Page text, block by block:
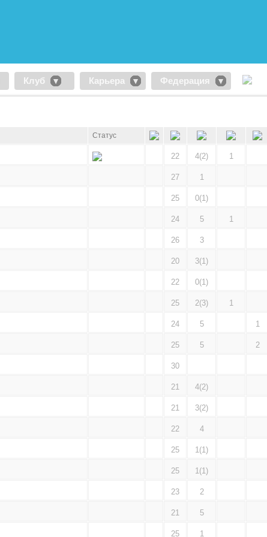
Клуб Карьера Федерация
Статус
22 4(2) 1
27 1
25 0(1)
24 5 1
26 3
20 3(1)
22 0(1)
25 2(3) 1
24 5 1
25 5 2
30
21 4(2)
21 3(2)
22 4
25 1(1)
25 1(1)
23 2
21 5
25 1